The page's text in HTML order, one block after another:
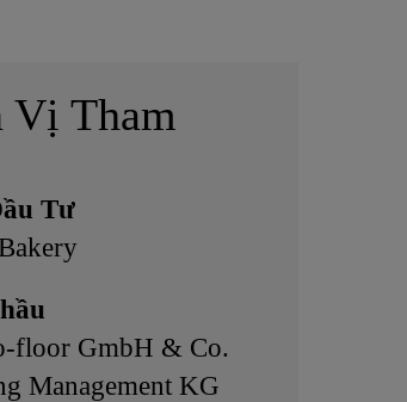
Vị Tham
Tư
floor GmbH & Co.
Management KG